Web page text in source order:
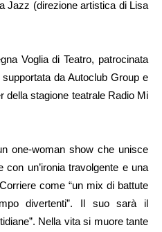
Jazz (direzione artistica di Lisa
Voglia di Teatro, patrocinata
da Autoclub Group e
della stagione teatrale Radio Mi
one-woman show che unisce
un’ironia travolgente e una
come “un mix di battute
divertenti”. Il suo sarà il
Nella vita si muore tante